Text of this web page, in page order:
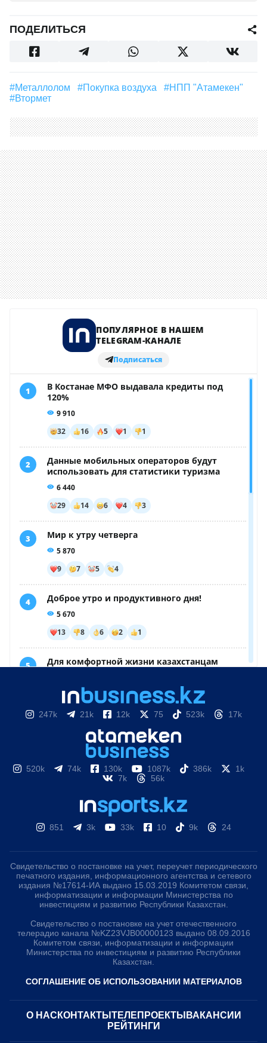
ПОДЕЛИТЬСЯ
#Металлолом #покупка воздуха
#НПП "Атамекен"
#втормет
247k 21k 12k 75 523k 17k
520k 74k 130k 1087k 386k
1k
7k
56k
851 3k 33k 10 9k 24
Свидетельство о постановке на учет, переучет периодического
печатного издания, информационного агентства и сетевого
издания №17614-ИА выдано 15.03.2019 Комитетом связи,
информатизации и информации Министерства по
инвестициям и развитию Республики Казахстан.
Свидетельство о постановке на учет отечественного
телерадио канала №KZ23VJB00000123 выдано 08.09.2016
Комитетом связи, информатизации и информации
Министерства по инвестициям и развитию Республики
Казахстан.
СОГЛАШЕНИЕ ОБ ИСПОЛЬЗОВАНИИ МАТЕРИАЛОВ
О НАС КОНТАКТЫ ТЕЛЕПРОЕКТЫ ВАКАНСИИ
РЕЙТИНГИ